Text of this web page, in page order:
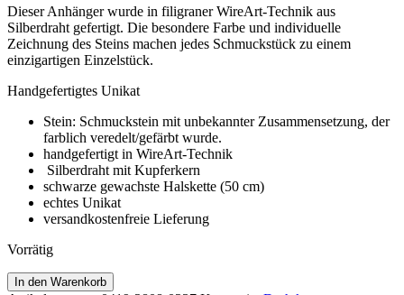
Dieser Anhänger wurde in filigraner WireArt-Technik aus
Silberdraht gefertigt. Die besondere Farbe und individuelle
Zeichnung des Steins machen jedes Schmuckstück zu einem
einzigartigen Einzelstück.
Handgefertigtes Unikat
Stein: Schmuckstein mit unbekannter Zusammensetzung, der
farblich veredelt/gefärbt wurde.
handgefertigt in WireArt-Technik
Silberdraht mit Kupferkern
schwarze gewachste Halskette (50 cm)
echtes Unikat
versandkostenfreie Lieferung
Vorrätig
WireArt-
In den Warenkorb